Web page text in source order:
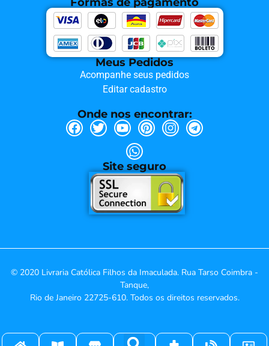
Meus Pedidos
Acompanhe seus pedidos
Editar cadastro
Onde nos encontrar:
Site seguro
© 2020 Livraria Católica Filhos da Imaculada. Rua Tarso Coimbra -
Tanque,
Rio de Janeiro 22725-610. Todos os direitos reservados.